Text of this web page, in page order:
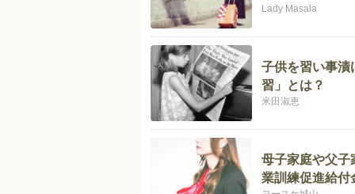
Lady Masala
子供を習い事漬
習」とは？
米田淑恵
母子家庭や父子
業訓練促進給付